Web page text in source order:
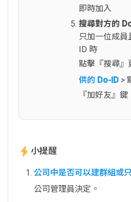
即時加入
搜尋對方的
只加一位成員
ID 時
點擊『搜尋』
供的 Do-ID>
『加好友』鍵
小提醒
公司中是否可以建群組或
公司管理員決定。